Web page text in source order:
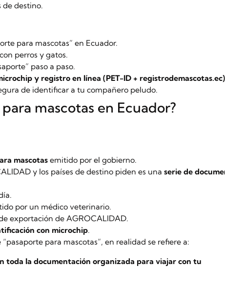
de destino.
para mascotas” en Ecuador.
perros y gatos.
paso a paso.
y registro en línea (PET-ID + registrodemascotas.ec)
de identificar a tu compañero peludo.
mascotas en Ecuador?
mascotas emitido por el gobierno.
y los países de destino piden es una serie de
por un médico veterinario.
exportación de AGROCALIDAD.
con microchip.
para mascotas”, en realidad se refiere a:
toda la documentación organizada para viajar con tu